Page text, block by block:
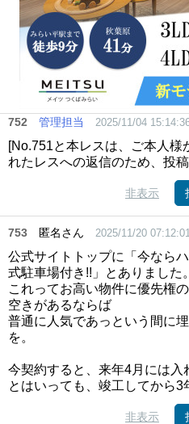
752 管理担当 2025/11/04
[No.751と本レスは、ご本人様
れたレスへの返信のため、投
非表示
753 匿名さん 2025/11/20
公式サイトトップに「今なら
式駐車場付き!!」とありました。
これってお高い物件に優先権
空きがあるならば
普通に人気であっという間に
を。
今契約すると、来年4月には入
とはいっても、竣工してから3
非表示